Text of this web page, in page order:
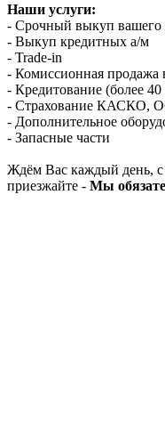
Наши услуги:
- Срочный выкуп вашего
- Выкуп кредитных а/м
- Trade-in
- Комиссионная продажа
- Кредитование (более
- Страхование КАСКО,
- Дополнительное
- Запасные части
Ждём Вас каждый день, с
приезжайте - Мы